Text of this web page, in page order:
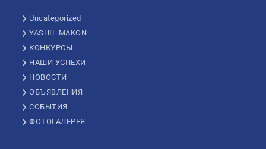
Uncategorized
YASHIL MAKON
КОНКУРСЫ
НАШИ УСПЕХИ
НОВОСТИ
ОБЪЯВЛЕНИЯ
СОБЫТИЯ
ФОТОГАЛЕРЕЯ